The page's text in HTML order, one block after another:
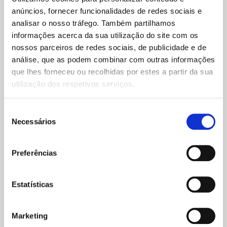
anúncios, fornecer funcionalidades de redes sociais e
analisar o nosso tráfego. Também partilhamos
informações acerca da sua utilização do site com os
nossos parceiros de redes sociais, de publicidade e de
análise, que as podem combinar com outras informações
que lhes forneceu ou recolhidas por estes a partir da sua
utilização dos respetivos serviços.
Necessários
Preferências
Estatísticas
Marketing
Mafalda Santos
original
€O
atual
é:
Emma Pattee